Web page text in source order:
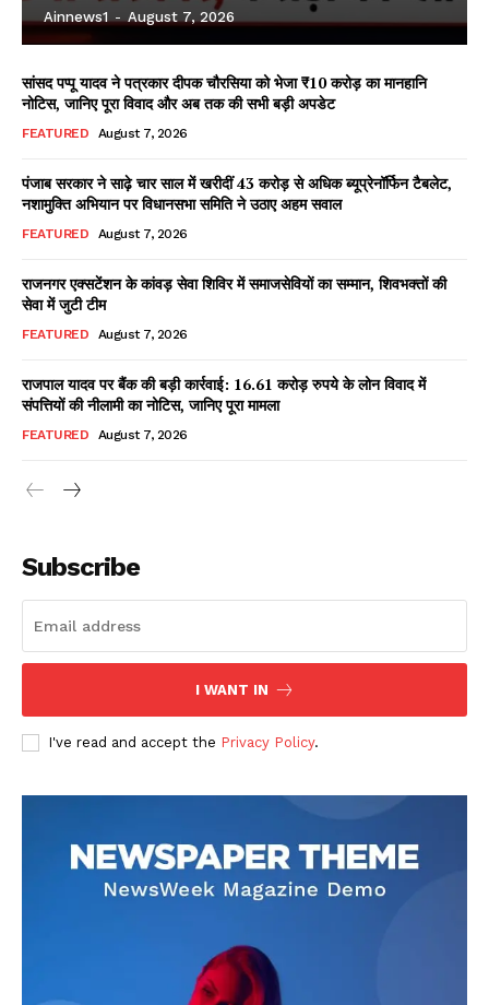
Facebook
X WhatsApp
Read Latest News on AIN
NEWS 1 App
AIN NEWS 1
Contact Us
Ainnews1 - August 7, 2026
सांसद पप्पू यादव ने पत्रकार दीपक चौरसिया को भेजा ₹10 करोड़ का मानहानि
नोटिस, जानिए पूरा विवाद और अब तक की सभी बड़ी अपडेट
FEATURED August 7, 2026
पंजाब सरकार ने साढ़े चार साल में खरीदीं 43 करोड़ से अधिक ब्यूप्रेनॉर्फिन टैबलेट,
नशामुक्ति अभियान पर विधानसभा समिति ने उठाए अहम सवाल
FEATURED August 7, 2026
राजनगर एक्सटेंशन के कांवड़ सेवा शिविर में समाजसेवियों का सम्मान, शिवभक्तों की
सेवा में जुटी टीम
FEATURED August 7, 2026
राजपाल यादव पर बैंक की बड़ी कार्रवाई: 16.61 करोड़ रुपये के लोन विवाद में
संपत्तियों की नीलामी का नोटिस, जानिए पूरा मामला
FEATURED August 7, 2026
Subscribe
I WANT IN
I've read and accept the Privacy Policy.